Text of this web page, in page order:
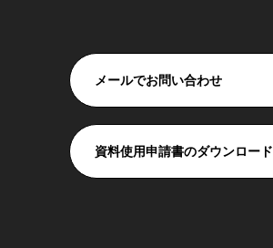
メールでお問い合わせ
資料使用申請書のダウンロード